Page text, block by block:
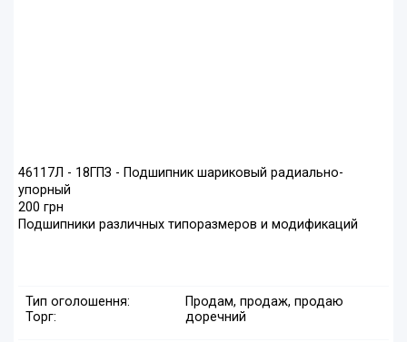
46117Л - 18ГПЗ - Подшипник шариковый радиально-
упорный
200 грн
Подшипники различных типоразмеров и модификаций
Тип оголошення:
Продам, продаж, продаю
Торг:
доречний